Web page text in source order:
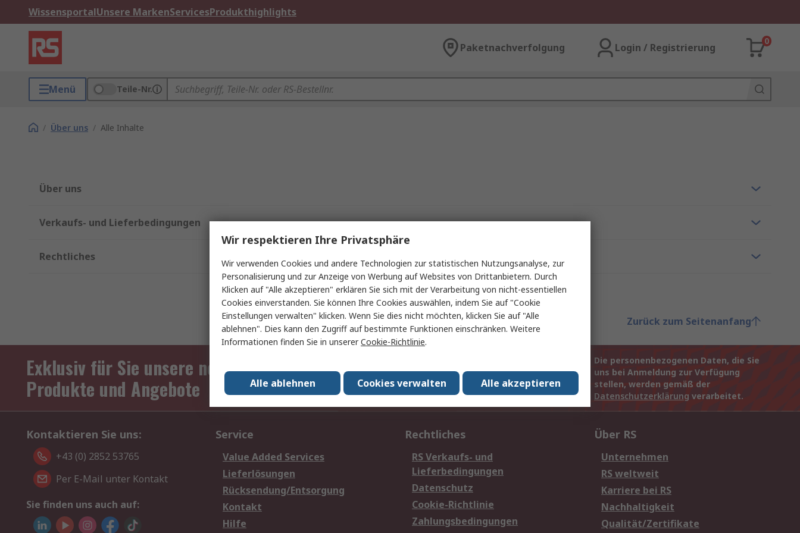
WissensportalUnsere MarkenServicesProdukthighlights
Paketnachverfolgung Login / Registrierung
0
Menü Teile-Nr.
/ Über uns / Alle Inhalte
Über uns
Verkaufs- und Lieferbedingungen
Rechtliches
Zurück zum Seitenanfang
Exklusiv für Sie unsere neuesten
Produkte und Angebote
Anmelden
Die personenbezogenen Daten, die Sie
uns bei Anmeldung zur Verfügung
stellen, werden gemäß der
Datenschutzerklärung verarbeitet.
Kontaktieren Sie uns:
+43 (0) 2852 53765
Per E-Mail unter Kontakt
Sie finden uns auch auf:
Service
Value Added Services
Lieferlösungen
Rücksendung/Entsorgung
Kontakt
Hilfe
Rechtliches
RS Verkaufs- und
Lieferbedingungen
Datenschutz
Cookie-Richtlinie
Zahlungsbedingungen
Über RS
Unternehmen
RS weltweit
Karriere bei RS
Nachhaltigkeit
Qualität/Zertifikate
Wir respektieren Ihre Privatsphäre
Wir verwenden Cookies und andere Technologien zur statistischen Nutzungsanalyse, zur
Personalisierung und zur Anzeige von Werbung auf Websites von Drittanbietern. Durch
Klicken auf "Alle akzeptieren" erklären Sie sich mit der Verarbeitung von nicht-essentiellen
Cookies einverstanden. Sie können Ihre Cookies auswählen, indem Sie auf "Cookie
Einstellungen verwalten" klicken. Wenn Sie dies nicht möchten, klicken Sie auf "Alle
ablehnen". Dies kann den Zugriff auf bestimmte Funktionen einschränken. Weitere
Informationen finden Sie in unsererCookie-Richtlinie.
Alle akzeptieren
Cookies verwalten
Alle ablehnen